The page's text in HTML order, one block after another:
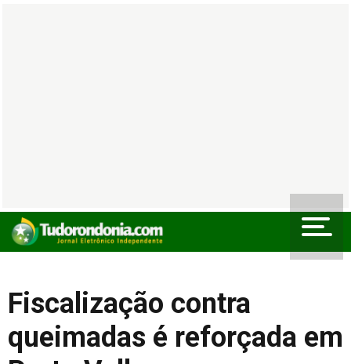
Fiscalização contra
queimadas é reforçada em